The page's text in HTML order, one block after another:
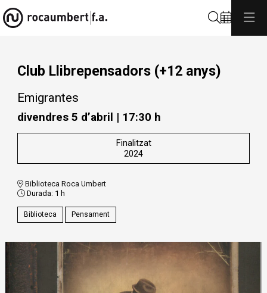
Club Llibrepensadors (+12 anys)
Emigrantes
divendres 5 d’abril | 17:30 h
Finalitzat
2024
Biblioteca Roca Umbert
Durada: 1 h
Biblioteca Pensament